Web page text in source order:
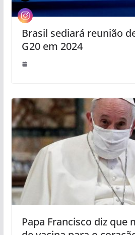
Brasil sediará reunião
G20 em 2024
Papa Francisco diz que